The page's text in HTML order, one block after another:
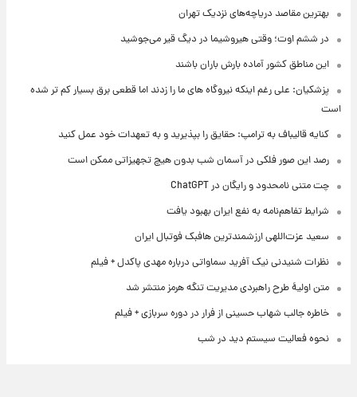
بهترین مقاصد دریاچه‌های نزدیک تهران
در ششم اوت؛ وقتی هیروشیما در دیگ قیر می‌جوشید
این مناطق کشور آماده بارش باران باشند
پزشکیان: علی رغم اینکه نیروگاه های ما را زدند اما قطعی برق بسیار کم تر شده
است
کنایه قالیباف به ترامپ: حقایق را بپذیرید و به تعهدات خود عمل کنید
رصد این صور فلکی در آسمان شب بدون هیچ تجهیزاتی ممکن است
چت متنی نامحدود و رایگان در ChatGPT
شرایط تفاهم‌نامه به نفع ایران بهبود یافت
سعید عزت‌اللهی ارزشمندترین هافبک فوتبال ایران
نظرات شنیدنی نیک آفرید سماواتی درباره مهدی پاکدل + فیلم
متن اولیۀ طرح راهبردی مدیریت تنگه هرمز منتشر شد
خاطره جالب شهاب حسینی از فرار در دوره سربازی + فیلم
نحوه فعالیت سیستم دید در شب